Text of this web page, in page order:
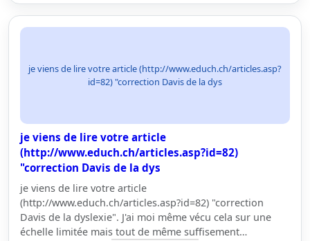
je viens de lire votre article (http://www.educh.ch/articles.asp?
id=82) "correction Davis de la dys
je viens de lire votre article
(http://www.educh.ch/articles.asp?id=82)
"correction Davis de la dys
je viens de lire votre article
(http://www.educh.ch/articles.asp?id=82) "correction
Davis de la dyslexie". J'ai moi même vécu cela sur une
échelle limitée mais tout de même suffisement…